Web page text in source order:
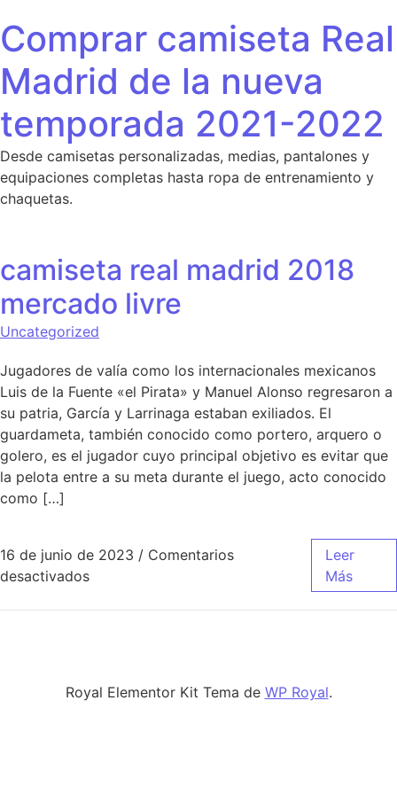
Comprar camiseta Real
Madrid de la nueva
temporada 2021-2022
Desde camisetas personalizadas, medias, pantalones y
equipaciones completas hasta ropa de entrenamiento y
chaquetas.
camiseta real madrid 2018
mercado livre
Uncategorized
Jugadores de valía como los internacionales mexicanos
Luis de la Fuente «el Pirata» y Manuel Alonso regresaron a
su patria, García y Larrinaga estaban exiliados. El
guardameta, también conocido como portero, arquero o
golero, es el jugador cuyo principal objetivo es evitar que
la pelota entre a su meta durante el juego, acto conocido
como […]
16 de junio de 2023 / Comentarios
desactivadosen camiseta real madrid 2018 mercado livre
Leer
Más
Royal Elementor Kit Tema de WP Royal.